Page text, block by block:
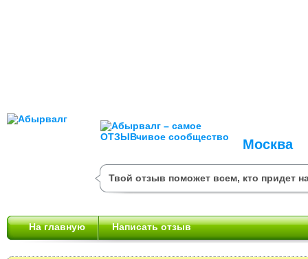
Москва
Твой отзыв поможет всем, кто придет
На главную Написать отзыв